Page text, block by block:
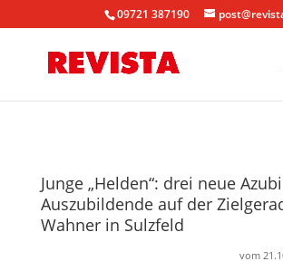
09721 387190
Junge „Helden“: drei neue
Auszubildende auf der
Wahner in Sulzfeld
vom